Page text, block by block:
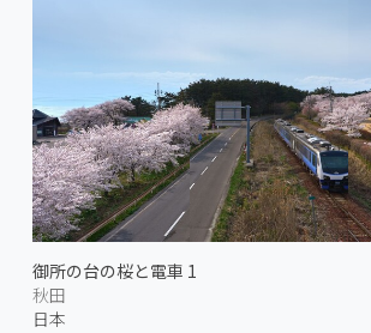
御所の台の桜と電車 1
秋田
日本